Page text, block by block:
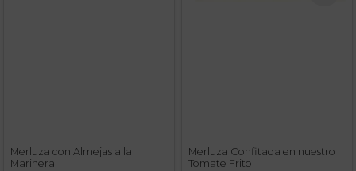
Merluza con Almejas a la
Marinera
Merluza Confitada en nuestro
Tomate Frito